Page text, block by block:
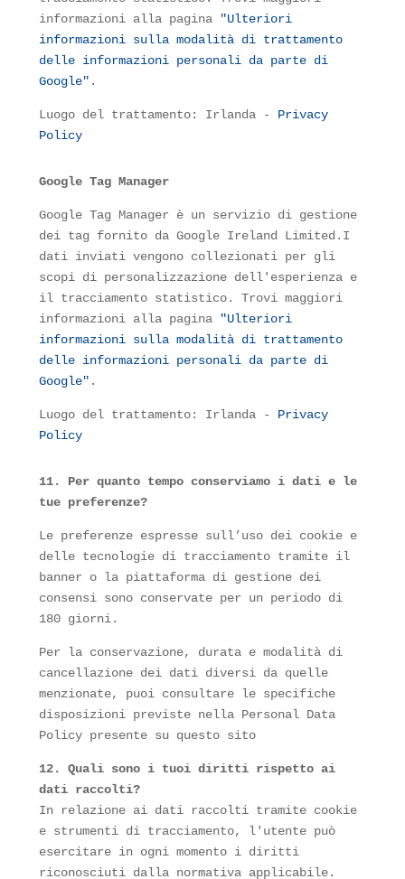
informazioni alla pagina
"Ulteriori
informazioni sulla modalità di trattamento
delle informazioni personali da parte di
Google" .
Luogo del trattamento: Irlanda - Privacy
Policy
Google Tag Manager
Google Tag Manager è un servizio di gestione
dei tag fornito da Google Ireland Limited.I
dati inviati vengono collezionati per gli
scopi di personalizzazione dell'esperienza e
il tracciamento statistico. Trovi maggiori
informazioni alla pagina
"Ulteriori
informazioni sulla modalità di trattamento
delle informazioni personali da parte di
Google" .
Luogo del trattamento: Irlanda - Privacy
Policy
11. Per quanto tempo conserviamo i dati e le
tue preferenze?
Le preferenze espresse sull’uso dei cookie e
delle tecnologie di tracciamento tramite il
banner o la piattaforma di gestione dei
consensi sono conservate per un periodo di
180 giorni.
Per la conservazione, durata e modalità di
cancellazione dei dati diversi da quelle
menzionate, puoi consultare le specifiche
disposizioni previste nella Personal Data
Policy presente su questo sito
12. Quali sono i tuoi diritti rispetto ai
dati raccolti?
In relazione ai dati raccolti tramite cookie
e strumenti di tracciamento, l'utente può
esercitare in ogni momento i diritti
riconosciuti dalla normativa applicabile.